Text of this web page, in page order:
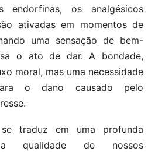
endorfinas, os analgésicos
ativadas em momentos de
uma sensação de bem-
o ato de dar. A bondade,
moral, mas uma necessidade
o dano causado pelo
traduz em uma profunda
qualidade de nossos